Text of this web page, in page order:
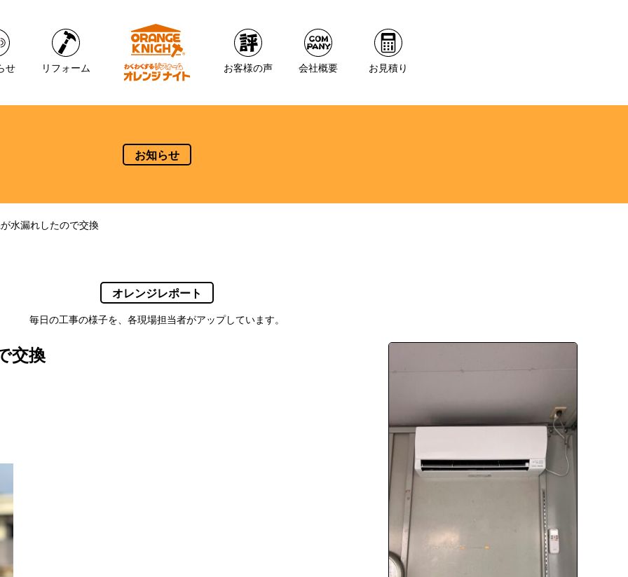
せ リフォーム お客様の声 会社概要 お見積り
お知らせ
水漏れしたので交換
オレンジレポート
毎日の工事の様子を、各現場担当者がアップしています。
交換